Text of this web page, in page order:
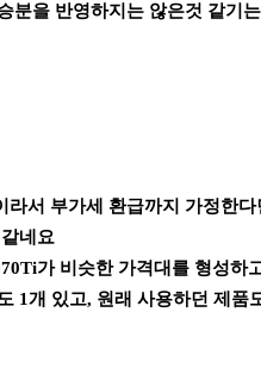
분을 반영하지는 않은것 같기
라서 부가세 환급까지 가정한
네요
가 비슷한 가격대를 형성하
1개 있고, 원래 사용하던 제품